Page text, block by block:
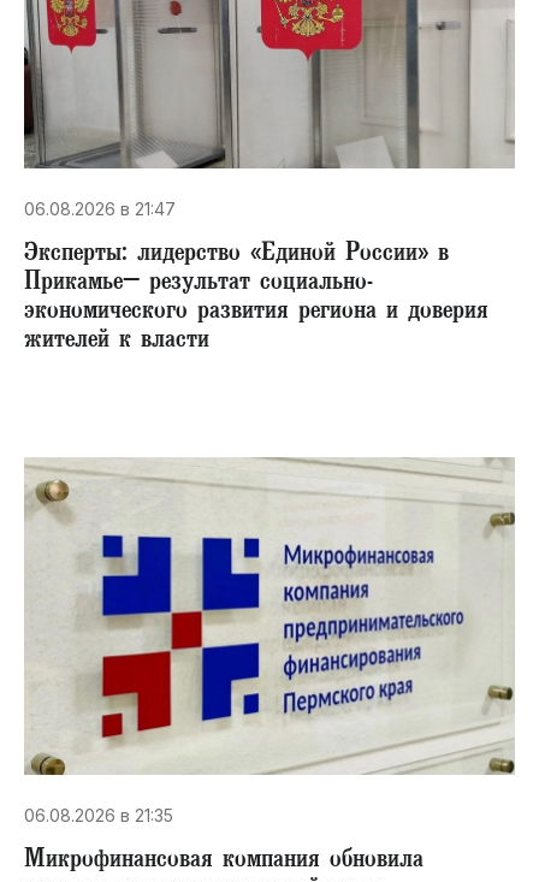
06.08.2026 в 21:47
Эксперты: лидерство «Единой России» в
Прикамье– результат социально-
экономического развития региона и доверия
жителей к власти
06.08.2026 в 21:35
Микрофинансовая компания обновила